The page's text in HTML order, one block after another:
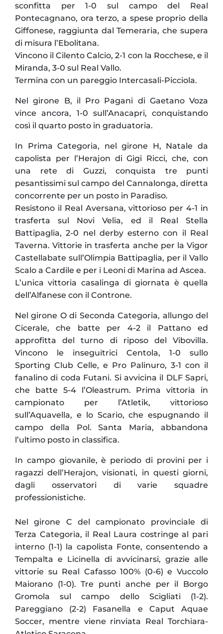
sconfitta per 1-0 sul campo del Real
Pontecagnano, ora terzo, a spese proprio della
Giffonese, raggiunta dal Temeraria, che supera
di misura l’Ebolitana.
Vincono il Cilento Calcio, 2-1 con la Rocchese, e il
Miranda, 3-0 sul Real Vallo.
Termina con un pareggio Intercasali-Picciola.
Nel girone B, il Pro Pagani di Gaetano Voza
vince ancora, 1-0 sull’Anacapri, conquistando
così il quarto posto in graduatoria.
In Prima Categoria, nel girone H, Natale da
capolista per l’Herajon di Gigi Ricci, che, con
una rete di Guzzi, conquista tre punti
pesantissimi sul campo del Cannalonga, diretta
concorrente per un posto in Paradiso.
Resistono il Real Aversana, vittorioso per 4-1 in
trasferta sul Novi Velia, ed il Real Stella
Battipaglia, 2-0 nel derby esterno con il Real
Taverna. Vittorie in trasferta anche per la Vigor
Castellabate sull’Olimpia Battipaglia, per il Vallo
Scalo a Cardile e per i Leoni di Marina ad Ascea.
L’unica vittoria casalinga di giornata è quella
dell’Alfanese con il Controne.
Nel girone O di Seconda Categoria, allungo del
Cicerale, che batte per 4-2 il Pattano ed
approfitta del turno di riposo del Vibovilla.
Vincono le inseguitrici Centola, 1-0 sullo
Sporting Club Celle, e Pro Palinuro, 3-1 con il
fanalino di coda Futani. Si avvicina il DLF Sapri,
che batte 5-4 l’Oleastrum. Prima vittoria in
campionato per l’Atletik, vittorioso
sull’Aquavella, e lo Scario, che espugnando il
campo della Pol. Santa Maria, abbandona
l’ultimo posto in classifica.
In campo giovanile, è periodo di provini per i
ragazzi dell’Herajon, visionati, in questi giorni,
dagli osservatori di varie squadre
professionistiche.
Nel girone C del campionato provinciale di
Terza Categoria, il Real Laura costringe al pari
interno (1-1) la capolista Fonte, consentendo a
Tempalta e Licinella di avvicinarsi, grazie alle
vittorie su Real Cafasso 100% (0-6) e Vuccolo
Maiorano (1-0). Tre punti anche per il Borgo
Gromola sul campo dello Scigliati (1-2).
Pareggiano (2-2) Fasanella e Caput Aquae
Soccer, mentre viene rinviata Real Torchiara-